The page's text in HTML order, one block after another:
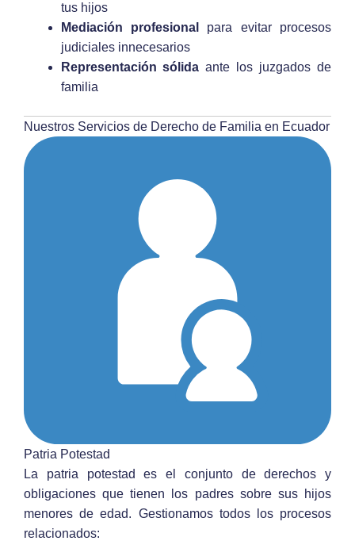
tus hijos
Mediación profesional
para evitar procesos
judiciales innecesarios
Representación sólida ante los juzgados de
familia
Nuestros Servicios de Derecho de Familia en Ecuador
Patria Potestad
La patria potestad es el conjunto de derechos y
obligaciones que tienen los padres sobre sus hijos
menores de edad. Gestionamos todos los procesos
relacionados: